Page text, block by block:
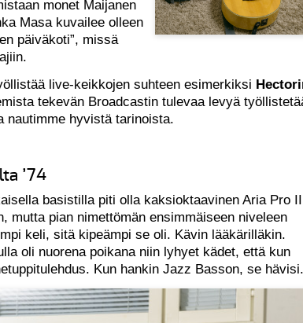
monet Maijanen
Masa kuvailee olleen
päiväkoti”, missä
live-keikkojen suhteen esimerkiksi
tekevän Broadcastin tulevaa levyä
nautimme hyvistä tarinoista.
’74
basistilla piti olla kaksioktaavinen Aria Pro
mutta pian nimettömän ensimmäiseen niveleen
keli, sitä kipeämpi se oli. Kävin lääkärilläkin.
oli nuorena poikana niin lyhyet kädet, että kun
Kun hankin Jazz Basson, se hävisi.